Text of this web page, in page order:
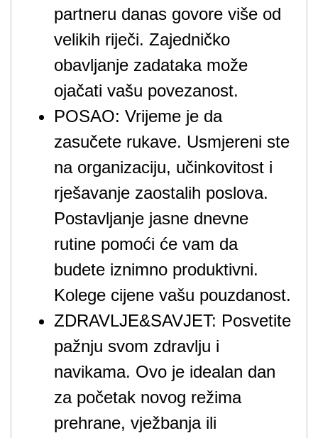
partneru danas govore više od
velikih riječi. Zajedničko
obavljanje zadataka može
ojačati vašu povezanost.
POSAO: Vrijeme je da
zasučete rukave. Usmjereni ste
na organizaciju, učinkovitost i
rješavanje zaostalih poslova.
Postavljanje jasne dnevne
rutine pomoći će vam da
budete iznimno produktivni.
Kolege cijene vašu pouzdanost.
ZDRAVLJE&SAVJET: Posvetite
pažnju svom zdravlju i
navikama. Ovo je idealan dan
za početak novog režima
prehrane, vježbanja ili